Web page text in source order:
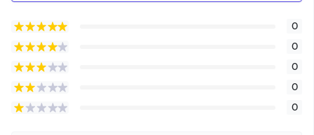
0
0
0
0
0